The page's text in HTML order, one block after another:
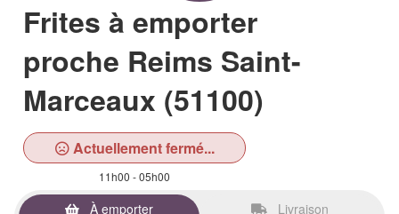
Frites à emporter
proche Reims Saint-
Marceaux (51100)
Actuellement fermé...
11h00 - 05h00
À emporter Livraison